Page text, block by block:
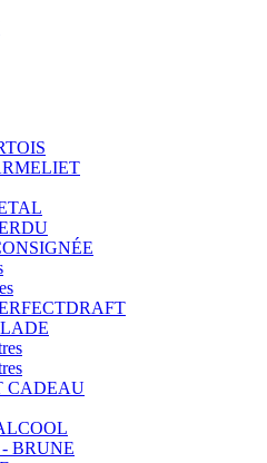
CADEAU
BRUNE